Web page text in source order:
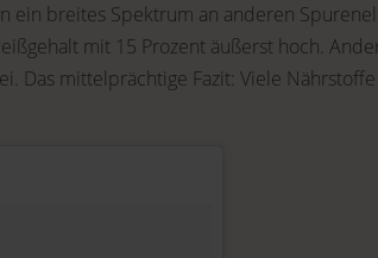
ein breites Spektrum an anderen
mit 15 Prozent äußerst hoch.
Das mittelprächtige Fazit: Viele